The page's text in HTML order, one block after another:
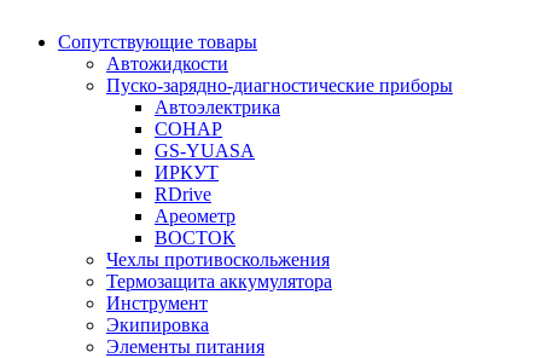
Сопутствующие товары
Автожидкости
Пуско-зарядно-диагностические приборы
Автоэлектрика
СОНАР
GS-YUASA
ИРКУТ
RDrive
Ареометр
ВОСТОК
Чехлы противоскольжения
Термозащита аккумулятора
Инструмент
Экипировка
Элементы питания